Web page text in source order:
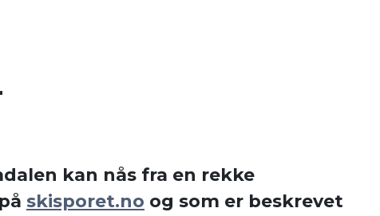
kan nås fra en rekke
skisporet.no og som er beskrevet